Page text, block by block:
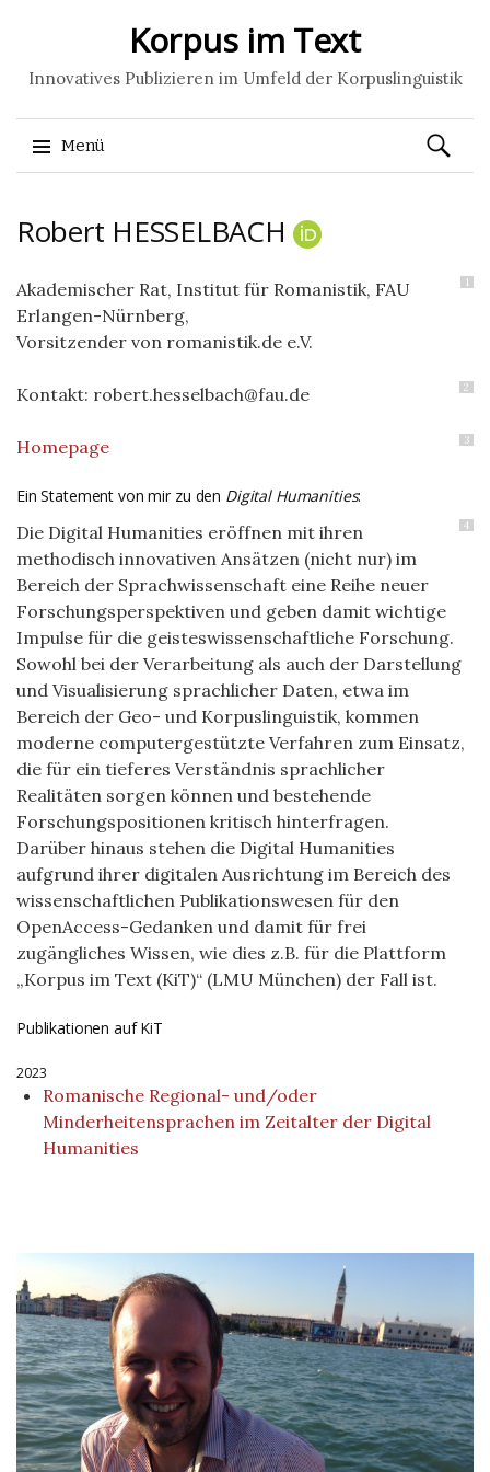
Korpus im Text
Innovatives Publizieren im Umfeld der Korpuslinguistik
Menü
zum
Suchen
nach:
Robert HESSELBACH
1
Akademischer Rat, Institut für Romanistik, FAU
Erlangen-Nürnberg,
Vorsitzender von romanistik.de e.V.
2
Kontakt: robert.hesselbach@fau.de
3
Homepage
Ein Statement von mir zu den Digital Humanities:
4
Die Digital Humanities eröffnen mit ihren
methodisch innovativen Ansätzen (nicht nur) im
Bereich der Sprachwissenschaft eine Reihe neuer
Forschungsperspektiven und geben damit wichtige
Impulse für die geisteswissenschaftliche Forschung.
Sowohl bei der Verarbeitung als auch der Darstellung
und Visualisierung sprachlicher Daten, etwa im
Bereich der Geo- und Korpuslinguistik, kommen
moderne computergestützte Verfahren zum Einsatz,
die für ein tieferes Verständnis sprachlicher
Realitäten sorgen können und bestehende
Forschungspositionen kritisch hinterfragen.
Darüber hinaus stehen die Digital Humanities
aufgrund ihrer digitalen Ausrichtung im Bereich des
wissenschaftlichen Publikationswesen für den
OpenAccess-Gedanken und damit für frei
zugängliches Wissen, wie dies z.B. für die Plattform
„Korpus im Text (KiT)“ (LMU München) der Fall ist.
Publikationen auf KiT
2023
Romanische Regional- und/oder
Minderheitensprachen im Zeitalter der Digital
Humanities